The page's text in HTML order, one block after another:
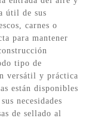
útil de sus
carnes o
para mantener
tipo de
versátil y práctica
están disponibles
necesidades
de sellado al